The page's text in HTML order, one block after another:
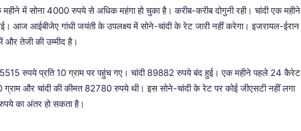
में सोना 4000 रुपये से अधिक महंगा हो चुका है। करीब-करीब दोगुनी रही। चांदी एक महीने
आज आईबीजेए गांधी जयंती के उपलक्ष्य में सोने-चांदी के रेट जारी नहीं करेगा। इजरायल-ईरान
तेजी की उम्मीद है।
रुपये प्रति 10 ग्राम पर पहुंच गए। चांदी 89882 रुपये बंद हुई। एक महीने पहले 24 कैरेट
ग्राम और चांदी की कीमत 82780 रुपये थी। इस सोने-चांदी के रेट पर कोई जीएसटी नहीं लगा
का अंतर हो सकता है।